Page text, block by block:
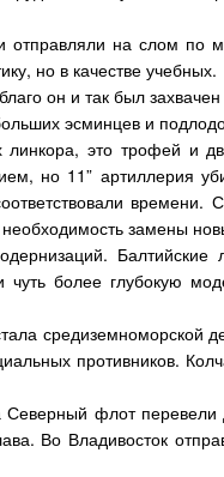
отправляли на слом по
но в качестве учебных.
он и так был
эсминцев и
линкора, это трофей и
но 11” артиллерия
времени.
замены
Балтийские
более глубокую
средиземноморской
противников.
флот перевели
Во Владивосток